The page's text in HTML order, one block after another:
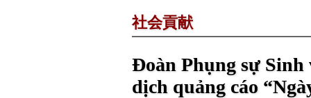
社会貢献
Đoàn Phụng sự Sinh
dịch quảng cáo